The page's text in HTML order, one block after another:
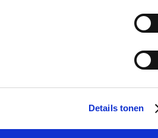
Details tonen
elke dag voor anderen klaar. Of het nu
verdient niet alleen waardering,
ondersteunt en versterkt.